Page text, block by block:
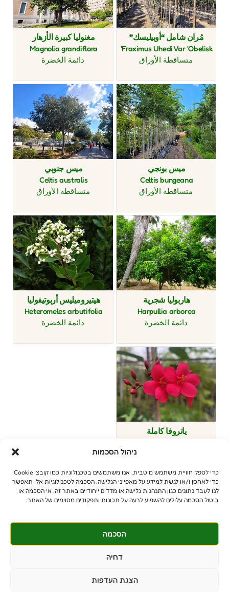
ניהול הסכמות
כדי לספק חוויית משתמש מיטבית, אנו משתמשים בטכנולוגיות כמו קובצי Cookie
כדי לאחסן ו/או לגשת למידע על מאפייני הגלישה. הסכמה לטכנולוגיות אלו תאפשר
לנו לעבד נתונים כגון התנהגות גלישה או מדדים ייחודיים באתר זה. אי הסכמה או
ביטול הסכמה עלולים להשפיע לרעה על תכונות ותפקודים מסוימים של האתר.
הסכמה
דחיה
הצגת העדפות
مُران شامل “أوبيليسك”
Fraximus Uhedi Var 'Obelisk'
متساقطة الأوراق
مغنوليا كبيرة الأزهار
Magnolia grandiflora
دائمة الخضرة
ميس بونجي
Celtis bungeana
متساقطة الأوراق
ميس جنوبي
Celtis australis
متساقطة الأوراق
هاربوليا شجرية
Harpullia arborea
دائمة الخضرة
هيتيروميليس أربوتيفوليا
Heteromeles arbutifolia
دائمة الخضرة
ياتروفا كاملة
© جميع الحقوق محفوظة
benniganmastelot@gmail.com